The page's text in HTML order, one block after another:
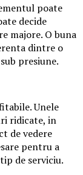
poate
decide
majore. O buna
dintre o
presiune.
Unele
ridicate, in
de vedere
pentru a
de serviciu.